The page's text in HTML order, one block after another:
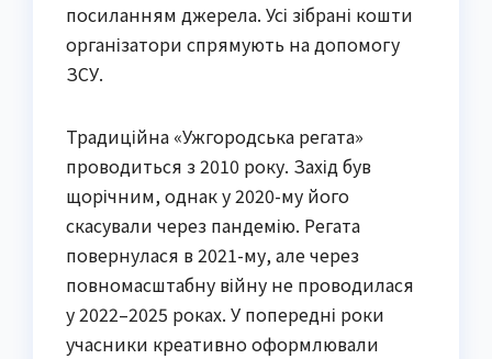
посиланням джерела. Усі зібрані кошти
організатори спрямують на допомогу
ЗСУ.
Традиційна «Ужгородська регата»
проводиться з 2010 року. Захід був
щорічним, однак у 2020-му його
скасували через пандемію. Регата
повернулася в 2021-му, але через
повномасштабну війну не проводилася
у 2022–2025 роках. У попередні роки
учасники креативно оформлювали